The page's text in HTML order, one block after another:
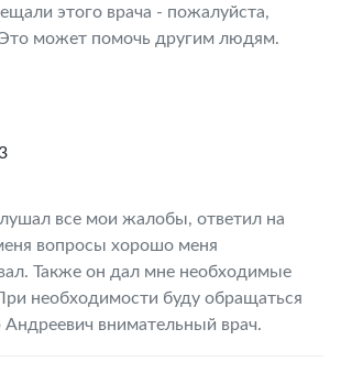
этого врача - пожалуйста,
может помочь другим людям.
все мои жалобы, ответил на
вопросы хорошо меня
Также он дал мне необходимые
необходимости буду обращаться
Андреевич внимательный врач.